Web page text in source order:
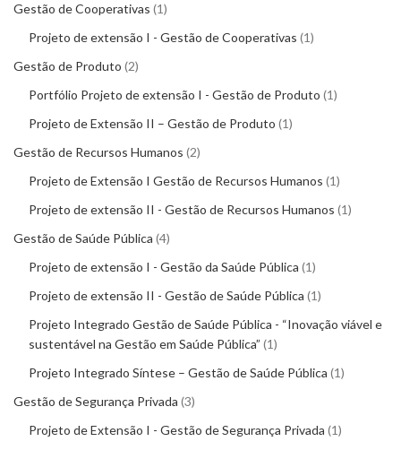
Gestão de Cooperativas 1
Projeto de extensão I - Gestão de Cooperativas 1
Gestão de Produto 2
Portfólio Projeto de extensão I - Gestão de Produto 1
Projeto de Extensão II – Gestão de Produto 1
Gestão de Recursos Humanos 2
Projeto de Extensão I Gestão de Recursos Humanos 1
Projeto de extensão II - Gestão de Recursos Humanos 1
Gestão de Saúde Pública 4
Projeto de extensão I - Gestão da Saúde Pública 1
Projeto de extensão II - Gestão de Saúde Pública 1
Projeto Integrado Gestão de Saúde Pública - “Inovação viável e
sustentável na Gestão em Saúde Pública” 1
Projeto Integrado Síntese – Gestão de Saúde Pública 1
Gestão de Segurança Privada 3
Projeto de Extensão I - Gestão de Segurança Privada 1